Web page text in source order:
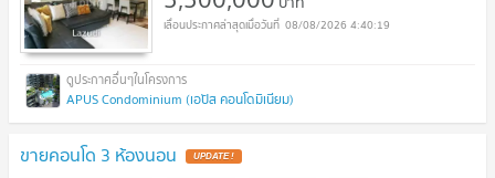
08/08/2026 4:40:19
APUS Condominium (เอปัส คอนโดมิเนียม)
ขายคอนโด 3 ห้องนอน UPDATE !